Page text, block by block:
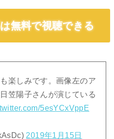
無料で視聴できる
楽しみです。画像左のア
笠陽子さんが演じている
5esYCxVppE
2019年1月15日